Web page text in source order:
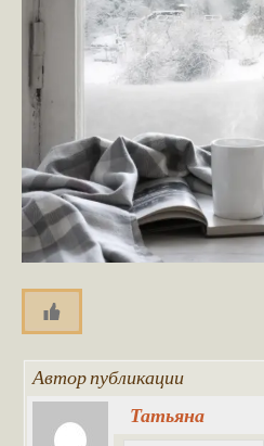
Автор публикации
Татьяна